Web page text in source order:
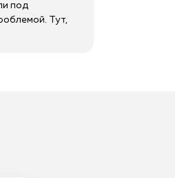
под
Тут,